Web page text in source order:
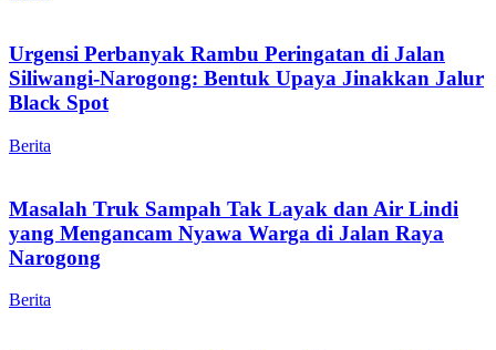
Urgensi Perbanyak Rambu Peringatan di Jalan
Siliwangi-Narogong: Bentuk Upaya Jinakkan Jalur
Black Spot
Berita
Masalah Truk Sampah Tak Layak dan Air Lindi
yang Mengancam Nyawa Warga di Jalan Raya
Narogong
Berita